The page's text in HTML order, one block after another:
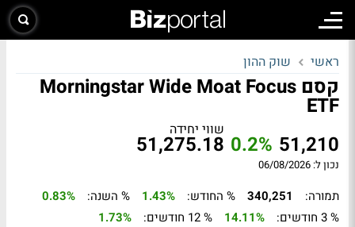
ראשי שוק ההון
קסם Morningstar Wide Moat Focus
ETF
51,210
0.2%
שווי יחידה
51,275.18
נכון ל: 06/08/2026
תמורה: 340,251 % החודש: 1.43% % השנה:
0.83%
% 3 חודשים:
14.11% % 12 חודשים:
1.73%